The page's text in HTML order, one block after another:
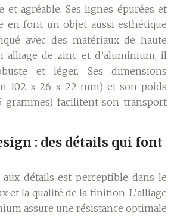
agréable. Ses lignes épurées et
en font un objet aussi esthétique
avec des matériaux de haute
alliage de zinc et d’aluminium, il
et léger. Ses dimensions
102 x 26 x 22 mm) et son poids
grammes) facilitent son transport
: des détails qui font
détails est perceptible dans le
et la qualité de la finition. L’alliage
assure une résistance optimale